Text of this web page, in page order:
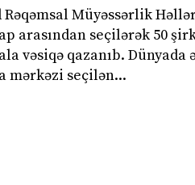
Rəqəmsal Müyəssərlik
arasından seçilərək 50
Dünyada ən yaxşı universitet
mərkəzi seçilən...